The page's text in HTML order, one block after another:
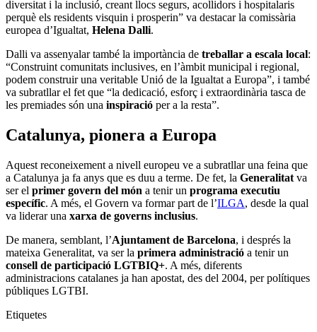
diversitat i la inclusió, creant llocs segurs, acollidors i hospitalaris
perquè els residents visquin i prosperin” va destacar la comissària
europea d’Igualtat, Helena Dalli.
Dalli va assenyalar també la importància de treballar a escala local:
“Construint comunitats inclusives, en l’àmbit municipal i regional,
podem construir una veritable Unió de la Igualtat a Europa”, i també
va subratllar el fet que “la dedicació, esforç i extraordinària tasca de
les premiades són una inspiració per a la resta”.
Catalunya, pionera a Europa
Aquest reconeixement a nivell europeu ve a subratllar una feina que
a Catalunya ja fa anys que es duu a terme. De fet, la Generalitat va
ser el primer govern del món a tenir un programa executiu
específic. A més, el Govern va formar part de l’ILGA, desde la qual
va liderar una xarxa de governs inclusius.
De manera, semblant, l’Ajuntament de Barcelona, i després la
mateixa Generalitat, va ser la primera administració a tenir un
consell de participació LGTBIQ+. A més, diferents
administracions catalanes ja han apostat, des del 2004, per polítiques
públiques LGTBI.
Etiquetes